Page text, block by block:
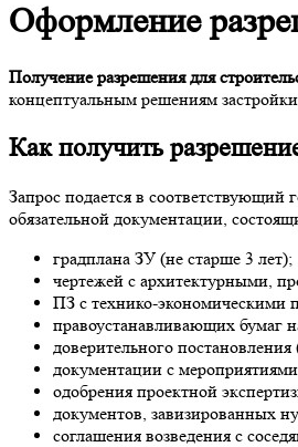
Оформление
Получение разрешения для
концептуальным решениям
Какполучить
Запрос подается в
обязательной документации,
градплана ЗУ (не старше 3 лет);
чертежей с архитектурными,
ПЗ с технико-экономическими
правоустанавливающих бумаг
доверительного
документации с
одобрения проектной
документов, завизированных
соглашения возведения с